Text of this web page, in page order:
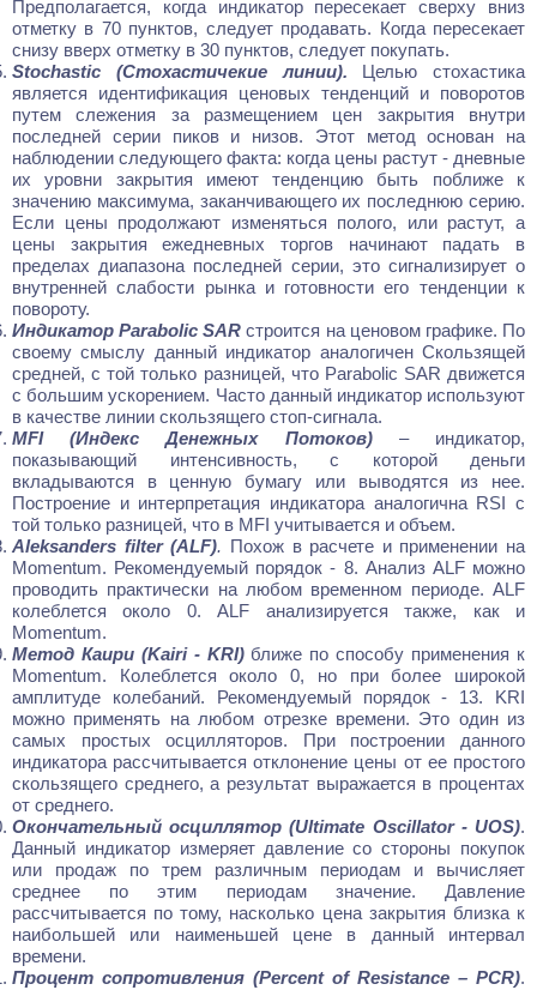
Предполагается, когда индикатор пересекает сверху вниз
отметку в 70 пунктов, следует продавать. Когда пересекает
снизу вверх отметку в 30 пунктов, следует покупать.
Stochastic (Стохастичекие линии). Целью стохастика
является идентификация ценовых тенденций и поворотов
путем слежения за размещением цен закрытия внутри
последней серии пиков и низов. Этот метод основан на
наблюдении следующего факта: когда цены растут - дневные
их уровни закрытия имеют тенденцию быть поближе к
значению максимума, заканчивающего их последнюю серию.
Если цены продолжают изменяться полого, или растут, а
цены закрытия ежедневных торгов начинают падать в
пределах диапазона последней серии, это сигнализирует о
внутренней слабости рынка и готовности его тенденции к
повороту.
Индикатор Parabolic SAR строится на ценовом графике. По
своему смыслу данный индикатор аналогичен Скользящей
средней, с той только разницей, что Parabolic SAR движется
с большим ускорением. Часто данный индикатор используют
в качестве линии скользящего стоп-сигнала.
MFI (Индекс Денежных Потоков)– индикатор,
показывающий интенсивность, с которой деньги
вкладываются в ценную бумагу или выводятся из нее.
Построение и интерпретация индикатора аналогична RSI с
той только разницей, что в MFI учитывается и объем.
Aleksanders filter (ALF). Похож в расчете и применении на
Momentum. Рекомендуемый порядок - 8. Анализ ALF можно
проводить практически на любом временном периоде. ALF
колеблется около 0. ALF анализируется также, как и
Momentum.
Метод Каири (Kairi - KRI)ближе по способу применения к
Momentum. Колеблется около 0, но при более широкой
амплитуде колебаний. Рекомендуемый порядок - 13. KRI
можно применять на любом отрезке времени. Это один из
самых простых осцилляторов. При построении данного
индикатора рассчитывается отклонение цены от ее простого
скользящего среднего, а результат выражается в процентах
от среднего.
Окончательный осциллятор (Ultimate Oscillator - UOS).
Данный индикатор измеряет давление со стороны покупок
или продаж по трем различным периодам и вычисляет
среднее по этим периодам значение. Давление
рассчитывается по тому, насколько цена закрытия близка к
наибольшей или наименьшей цене в данный интервал
времени.
Процент сопротивления (Percent of Resistance – РСR).